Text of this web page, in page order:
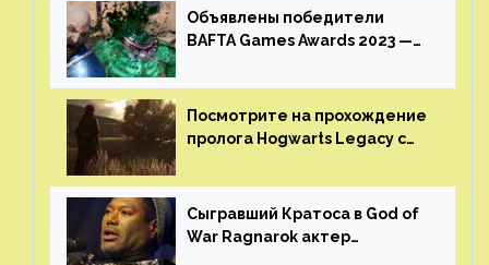
Объявлены победители
BAFTA Games Awards 2023 —
получила шесть наград
Посмотрите на прохождение
пролога Hogwarts Legacy с
GamesVoice показала первые
результаты своего труда
Сыгравший Кратоса в God of
War Ragnarok актер